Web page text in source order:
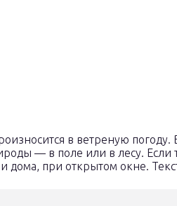
в ветреную погоду.
— в поле или в лесу. Если
дома, при открытом окне.